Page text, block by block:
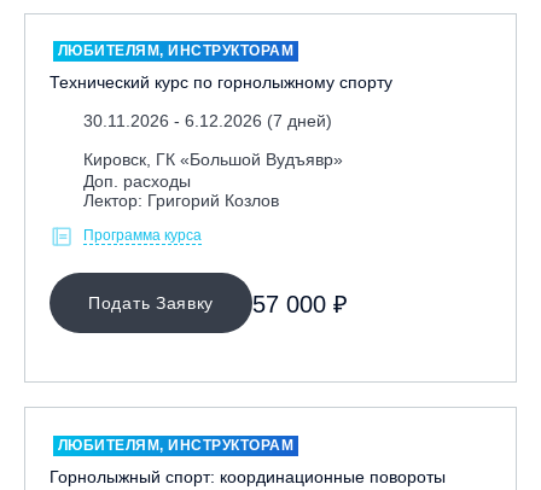
ЛЮБИТЕЛЯМ, ИНСТРУКТОРАМ
Технический курс по горнолыжному спорту
30.11.2026 - 6.12.2026 (7 дней)
Кировск, ГК «Большой Вудъявр»
Доп. расходы
Лектор: Григорий Козлов
Программа курса
Подать Заявку 57 000 ₽
ЛЮБИТЕЛЯМ, ИНСТРУКТОРАМ
Горнолыжный спорт: координационные повороты